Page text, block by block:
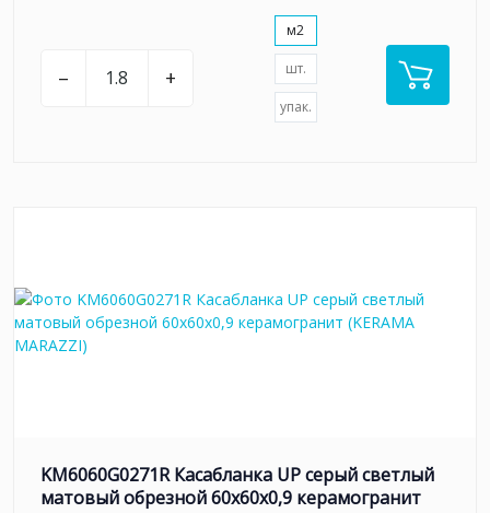
– +
м2
шт.
упак.
KM6060G0271R Касабланка UP серый светлый
матовый обрезной 60x60x0,9 керамогранит